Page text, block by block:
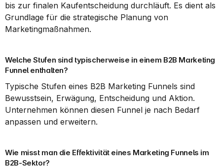
bis zur finalen Kaufentscheidung durchläuft. Es dient als
Grundlage für die strategische Planung von
Marketingmaßnahmen.
Welche Stufen sind typischerweise in einem B2B Marketing
Funnel enthalten?
Typische Stufen eines B2B Marketing Funnels sind
Bewusstsein, Erwägung, Entscheidung und Aktion.
Unternehmen können diesen Funnel je nach Bedarf
anpassen und erweitern.
Wie misst man die Effektivität eines Marketing Funnels im
B2B-Sektor?